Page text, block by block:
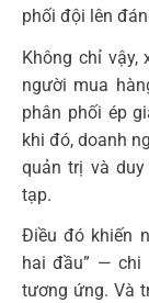
phối đội lên
Không chỉ vậy,
người mua
phân phối ép
khi đó, doanh
quản trị và
tạp.
Điều đó khiến
hai đầu” — chi
tương ứng. Và